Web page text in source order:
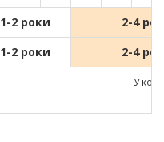
1-2 роки
2-4
1-2 роки 2-4
У